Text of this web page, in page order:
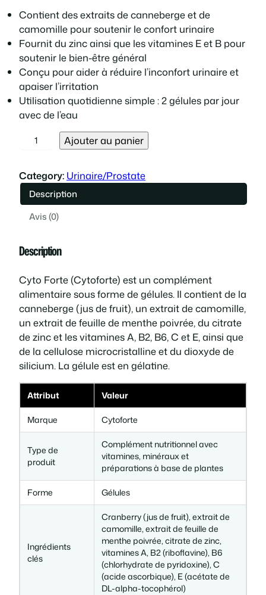
i
x
i
n
i
t
i
a
t
a
i
t
:
9
8
0
0
i
x
a
c
e
l
t
:
4
9
,
0
0
€
.
Contient des extraits de canneberge et de
camomille pour soutenir le confort urinaire
Fournit du zinc ainsi que les vitamines E et B pour
soutenir le bien-être général
Conçu pour aider à réduire l’inconfort urinaire et
apaiser l’irritation
Utilisation quotidienne simple : 2 gélules par jour
avec de l’eau
n
d
C
y
t
o
F
o
r
t
C
é
e
Ajouter au panier
Category: Urinaire/Prostate
Description
Avis (0)
Description
Cyto Forte (Cytoforte) est un complément
alimentaire sous forme de gélules. Il contient de la
canneberge (jus de fruit), un extrait de camomille,
un extrait de feuille de menthe poivrée, du citrate
de zinc et les vitamines A, B2, B6, C et E, ainsi que
de la cellulose microcristalline et du dioxyde de
silicium. La gélule est en gélatine.
Attribut Valeur
Marque Cytoforte
Type de
produit
Complément nutritionnel avec
vitamines, minéraux et
préparations à base de plantes
Forme Gélules
Ingrédients
clés
Cranberry (jus de fruit), extrait de
camomille, extrait de feuille de
menthe poivrée, citrate de zinc,
vitamines A, B2 (riboflavine), B6
(chlorhydrate de pyridoxine), C
(acide ascorbique), E (acétate de
DL-alpha-tocophérol)